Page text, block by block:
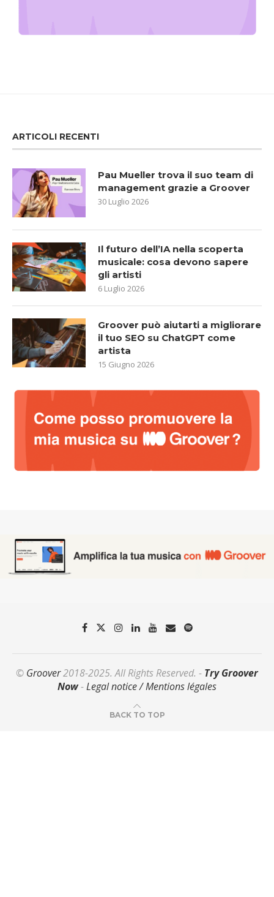
ARTICOLI RECENTI
Pau Mueller trova il suo team di
management grazie a Groover
30 Luglio 2026
Il futuro dell’IA nella scoperta
musicale: cosa devono sapere
gli artisti
6 Luglio 2026
Groover può aiutarti a migliorare
il tuo SEO su ChatGPT come
artista
15 Giugno 2026
© Groover2018-2025. All Rights Reserved. - Try Groover
Now-Legal notice / Mentions légales
BACK TO TOP